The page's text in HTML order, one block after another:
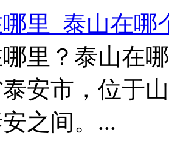
里_泰山在哪
里？泰山在
安市，位于
之间。...